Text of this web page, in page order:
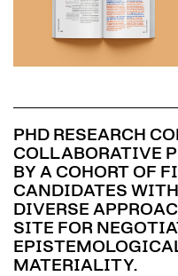
PHD RESEARCH
COLLABORATIVE
BY A COHORT OF
CANDIDATES
DIVERSE
SITE FOR
MATERIALITY.